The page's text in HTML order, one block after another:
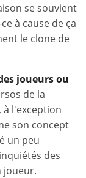
se souvient
à cause de ça
le clone de
joueurs ou
de la
l'exception
son concept
un peu
des
joueur.